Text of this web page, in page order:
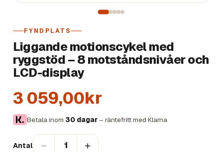
FYNDPLATS
Liggande motionscykel med
ryggstöd – 8 motståndsnivåer och
LCD-display
3 059,00kr
Betala inom 30 dagar – räntefritt med Klarna
Antal − 1 +